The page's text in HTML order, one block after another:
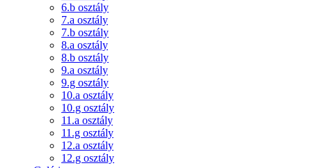
6.b osztály
7.a osztály
7.b osztály
8.a osztály
8.b osztály
9.a osztály
9.g osztály
10.a osztály
10.g osztály
11.a osztály
11.g osztály
12.a osztály
12.g osztály